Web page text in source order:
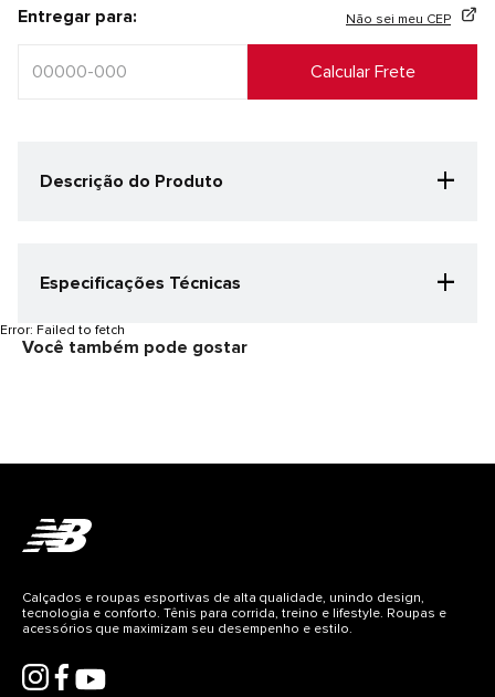
Entregar para: Não sei meu CEP
Descrição do Produto +
Especificações Técnicas +
Categoria Especificação
Corrida
Detalhes do produto
Error: Failed to fetch
Você também pode gostar
Calçados e roupas esportivas de alta qualidade, unindo design,
tecnologia e conforto. Tênis para corrida, treino e lifestyle. Roupas e
acessórios que maximizam seu desempenho e estilo.